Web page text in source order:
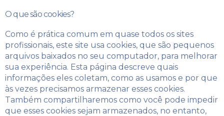
O que são cookies?
Como é prática comum em quase todos os sites
profissionais, este site usa cookies, que são pequenos
arquivos baixados no seu computador, para melhorar
sua experiência. Esta página descreve quais
informações eles coletam, como as usamos e por que
às vezes precisamos armazenar esses cookies.
Também compartilharemos como você pode impedir
que esses cookies sejam armazenados, no entanto,